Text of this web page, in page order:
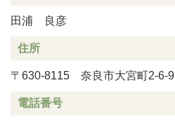
田浦 良彦
住所
〒630-8115 奈良市大宮町2-6-9
電話番号